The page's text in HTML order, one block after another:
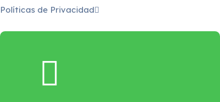
Políticas de Privacidad